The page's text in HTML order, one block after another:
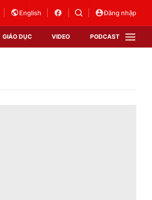
English Đăng nhập
GIÁO DỤC VIDEO PODCAST
VTV Sức khoẻ